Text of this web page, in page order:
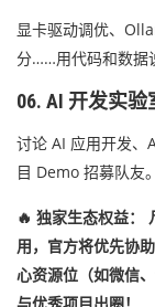
显卡驱动调优、
分……用代码和数据
06. AI 开发实验
讨论 AI 应用开发、
目 Demo 招募队友。
🔥 独家生态权益：
用，官方将优先协
心资源位（如微信